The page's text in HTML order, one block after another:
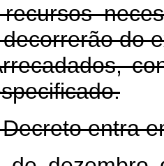
do
entra